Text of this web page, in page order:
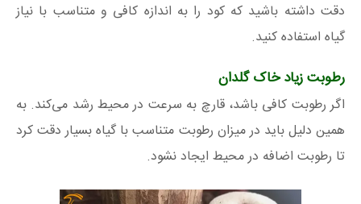
دقت داشته باشید که کود را به اندازه کافی و متناسب با نیاز
گیاه استفاده کنید.
رطوبت زیاد خاک گلدان
اگر رطوبت کافی باشد، قارچ به سرعت در محیط رشد می‌کند. به
همین دلیل باید در میزان رطوبت متناسب با گیاه بسیار دقت کرد
تا رطوبت اضافه در محیط ایجاد نشود.